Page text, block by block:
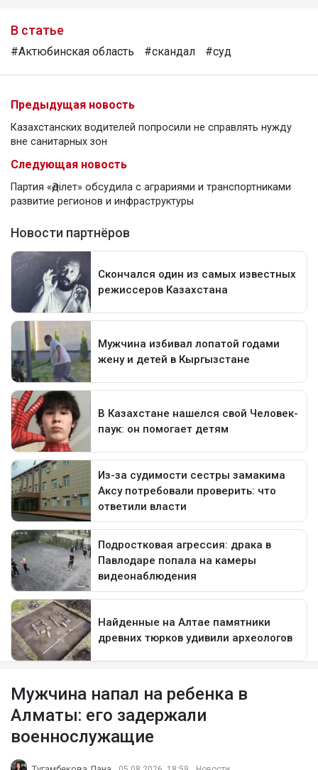
В статье
#Актюбинская область #скандал #суд
Предыдущая новость
Казахстанских водителей попросили не справлять нужду
вне санитарных зон
Следующая новость
Партия «Әділет» обсудила с аграриями и транспортниками
развитие регионов и инфраструктуры
Мужчина напал на ребенка в
Алматы: его задержали
военнослужащие